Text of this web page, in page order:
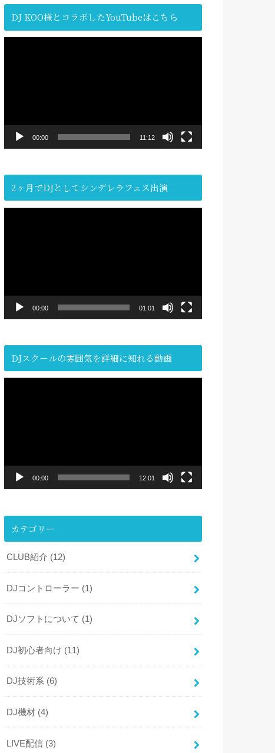
DJ KOO様とコラボしたYouTubeはこちら
00:00 11:12
2ヶ月でDJとしてシンデレラフェス出演
00:00 01:01
DJスクールの雰囲気を詳細に知れる動画
00:00 12:01
カテゴリー
CLUB紹介 (12)
DJコントローラー (1)
DJソフトについて (1)
DJ初心者向け (11)
DJ技術系 (6)
DJ機材 (4)
LIVE配信 (3)